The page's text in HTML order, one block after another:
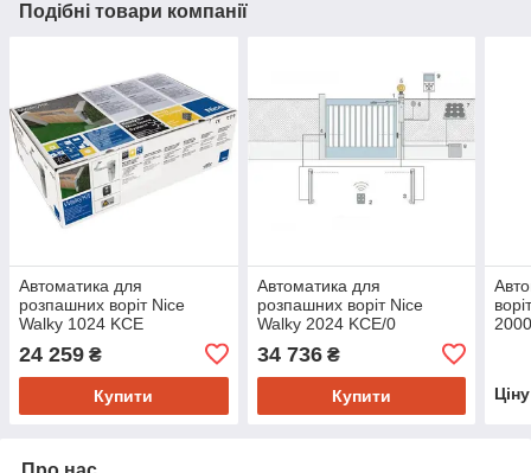
Подібні товари компанії
Автоматика для
розпашних воріт Nice
Walky 1024 KCE
24 259 ₴
Купити
Автоматика для
розпашних воріт Nice
Walky 2024 KCE/0
34 736₴
Купити